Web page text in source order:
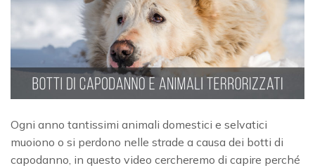
Ogni anno tantissimi animali domestici e selvatici
muoiono o si perdono nelle strade a causa dei botti di
capodanno, in questo video cercheremo di capire perché